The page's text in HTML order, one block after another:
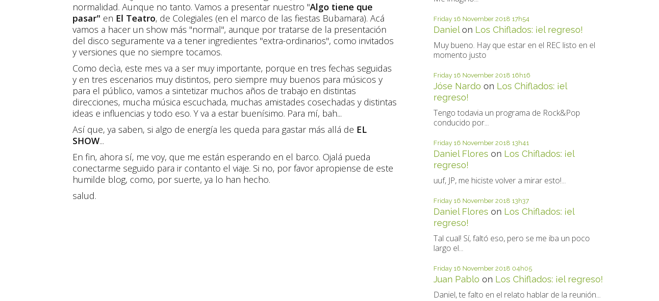
normalidad. Aunque no tanto. Vamos a presentar nuestro "Algo tiene que
pasar" en El Teatro, de Colegiales (en el marco de las fiestas Bubamara). Acá
vamos a hacer un show más "normal", aunque por tratarse de la presentación
del disco seguramente va a tener ingredientes "extra-ordinarios", como invitados
y versiones que no siempre tocamos.
Como decìa, este mes va a ser muy importante, porque en tres fechas seguidas
y en tres escenarios muy distintos, pero siempre muy buenos para músicos y
para el público, vamos a sintetizar muchos años de trabajo en distintas
direcciones, mucha música escuchada, muchas amistades cosechadas y distintas
ideas e influencias y todo eso. Y va a estar buenísimo. Para mí, bah...
Así que, ya saben, si algo de energía les queda para gastar más allá de EL
SHOW...
En fin, ahora sí, me voy, que me están esperando en el barco. Ojalá pueda
conectarme seguido para ir contanto el viaje. Si no, por favor apropiense de este
humilde blog, como, por suerte, ya lo han hecho.
salud.
Friday 16 November 2018 17h54
Danielon Los Chiflados: ¡el regreso!
Muy bueno. Hay que estar en el REC listo en el
momento justo
Friday 16 November 2018 16h16
Jóse Nardo on Los Chiflados: ¡el
regreso!
Tengo todavia un programa de Rock&Pop
conducido por...
Friday 16 November 2018 13h41
Daniel Flores on Los Chiflados: ¡el
regreso!
uuf, JP, me hiciste volver a mirar esto!...
Friday 16 November 2018 13h37
Daniel Flores on Los Chiflados: ¡el
regreso!
Tal cual! Sí, faltó eso, pero se me iba un poco
largo el...
Friday 16 November 2018 04h05
Juan Pablo on Los Chiflados: ¡el regreso!
Daniel, te falto en el relato hablar de la reunión...